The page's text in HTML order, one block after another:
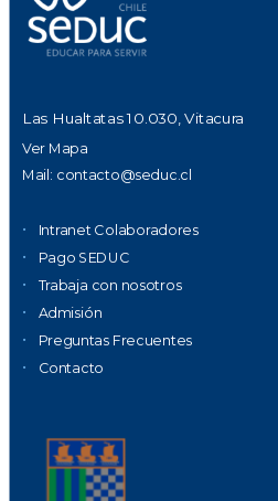
Las Hualtatas 10.030, Vitacura
Ver Mapa
Mail: contacto@seduc.cl
Intranet Colaboradores
Pago SEDUC
Trabaja con nosotros
Admisión
Preguntas Frecuentes
Contacto